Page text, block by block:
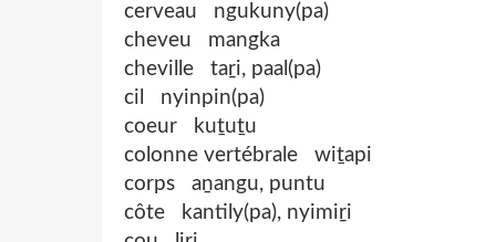
cerveau ngukuny(pa)
cheveu mangka
cheville taṟi, paal(pa)
cil nyinpin(pa)
coeur kuṯuṯu
colonne vertébrale wiṯapi
corps aṉangu, puntu
côte kantily(pa), nyimiṟi